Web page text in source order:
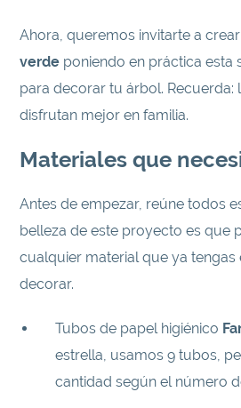
Ahora, queremos invitarte a
verde poniendo en práctica esta
para decorar tu árbol. Recuerda:
disfrutan mejor en familia.
Materiales que
Antes de empezar, reúne todos
belleza de este proyecto es que
cualquier material que ya tengas
decorar.
Tubos de papel higiénico
estrella, usamos 9 tubos,
cantidad según el número